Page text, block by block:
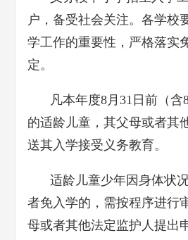
户，备受社会关注。各学校
学工作的重要性，严格落实
定。
凡本年度8月31日前（含
的适龄儿童，其父母或者其
送其入学接受义务教育。
适龄儿童少年因身体状
者免入学的，需按程序进行
母或者其他法定监护人提出